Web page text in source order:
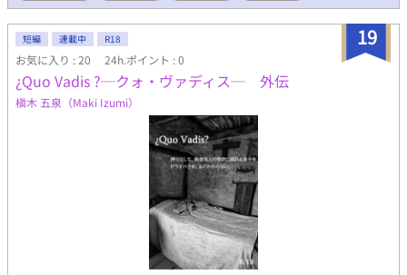
19
短編 連載中 R18
お気に入り : 20 24h.ポイント : 0
¿Quo Vadis ?─クォ・ヴァディス─ 外伝
槇木 五泉（Maki Izumi）